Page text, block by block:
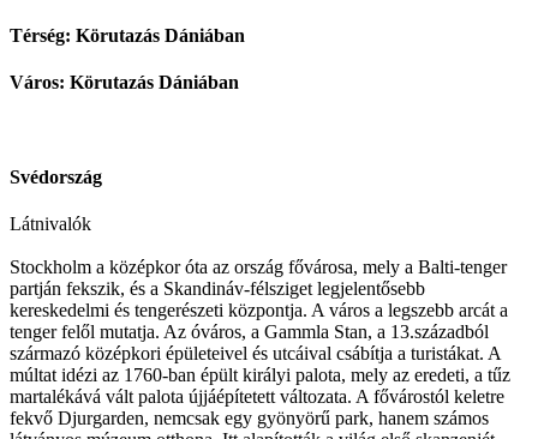
Térség: Körutazás Dániában
Város: Körutazás Dániában
Svédország
Látnivalók
Stockholm a középkor óta az ország fővárosa, mely a Balti-tenger
partján fekszik, és a Skandináv-félsziget legjelentősebb
kereskedelmi és tengerészeti központja. A város a legszebb arcát a
tenger felől mutatja. Az óváros, a Gammla Stan, a 13.századból
származó középkori épületeivel és utcáival csábítja a turistákat. A
múltat idézi az 1760-ban épült királyi palota, mely az eredeti, a tűz
martalékává vált palota újjáépítetett változata. A fővárostól keletre
fekvő Djurgarden, nemcsak egy gyönyörű park, hanem számos